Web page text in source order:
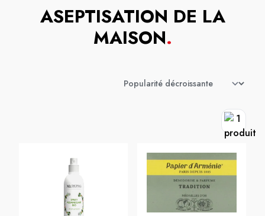
ASEPTISATION DE LA
MAISON.